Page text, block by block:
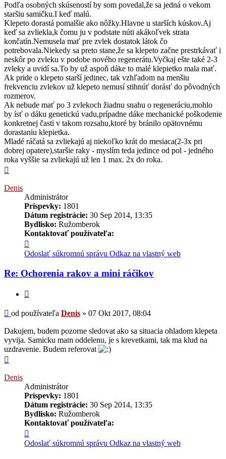
Podľa osobných skúseností by som povedal,že sa jedná o vekom
staršiu samičku.I keď malú.
Klepeto dorastá pomalšie ako nôžky.Hlavne u starších kúskov.Aj
keď sa zvliekla,k čomu ju v podstate núti akákoľvek strata
končatín.Nemusela mať pre zvlek dostatok látok čo
potrebovala.Niekedy sa preto stane,že sa klepeto začne prestrkávať i
neskôr po zvleku v podobe nového regenerátu.Vyčkaj ešte také 2-3
zvleky a uvidí sa.To by už aspoň dáke to malé klepietko mala mať.
Ak pride o klepeto starší jedinec, tak vzhľadom na menšiu
frekvenciu zvlekov už klepeto nemusí stihnúť dorásť do pôvodných
rozmerov.
Ak nebude mať po 3 zvlekoch žiadnu snahu o regeneráciu,mohlo
by ísť o dáku genetickú vadu,prípadne dáke mechanické poškodenie
konkretnej časti v takom rozsahu,ktoré by bránilo opätovnému
dorastaniu klepietka.
Mladé ráčatá sa zvliekajú aj niekoľko krát do mesiaca(2-3x pri
dobrej opatere),staršie raky - myslím teda jedince od pol - jedného
roka vyššie sa zvliekajú už len 1 max. 2x do roka.
Denis
Administrátor
Príspevky: 1801
Dátum registrácie: 30 Sep 2014, 13:35
Bydlisko: Ružomberok
Kontaktovať používateľa:
informácie
používateľa
Denis
Odoslať súkromnú správu Odkaz na vlastný web
Re: Ochorenia rakov a mini ráčikov
Príspevok
od používateľa Denis » 07 Okt 2017, 08:04
Dakujem, budem pozorne sledovat ako sa situacia ohladom klepeta
vyvija. Samicku mam oddelenu, je s krevetkami, tak ma klud na
uzdravenie. Budem referovat
Denis
Administrátor
Príspevky: 1801
Dátum registrácie: 30 Sep 2014, 13:35
Bydlisko: Ružomberok
Kontaktovať používateľa:
informácie
používateľa
Odoslať súkromnú správu Odkaz na vlastný web